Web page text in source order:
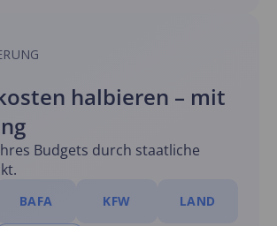
halbieren – mit
Budgets durch staatliche
BAFA KFW LAND